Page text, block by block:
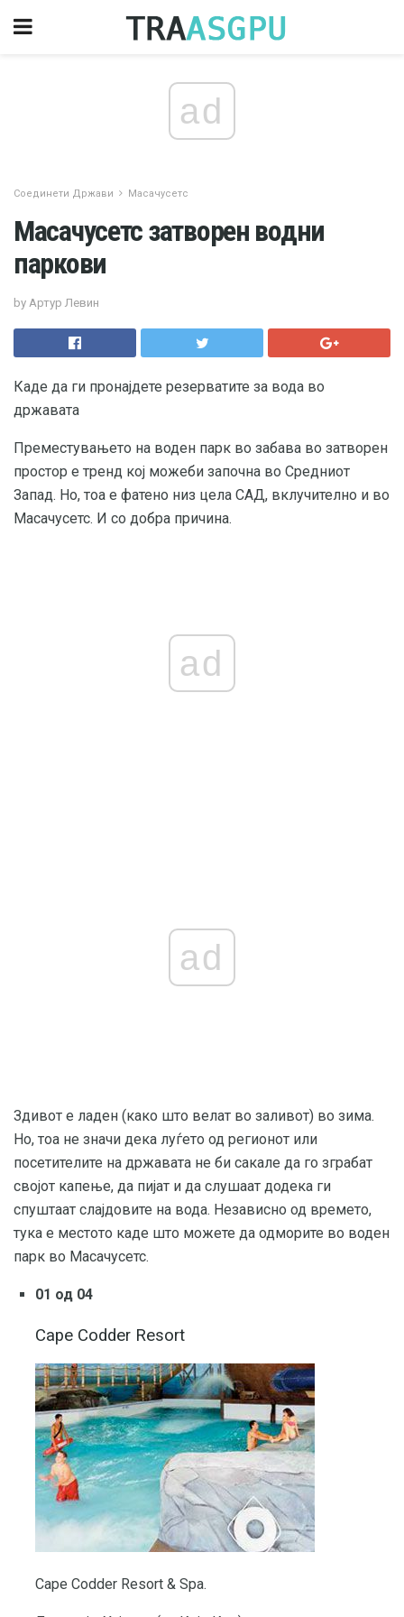
ad
Соединети Држави Масачусетс
Масачусетс затворен водни
паркови
by Артур Левин
Каде да ги пронајдете резерватите за вода во
државата
Преместувањето на воден парк во забава во затворен
простор е тренд кој можеби започна во Средниот
Запад. Но, тоа е фатено низ цела САД, вклучително и во
Масачусетс. И со добра причина.
ad
ad
Здивот е ладен (како што велат во заливот) во зима.
Но, тоа не значи дека луѓето од регионот или
посетителите на државата не би сакале да го зграбат
својот капење, да пијат и да слушаат додека ги
спуштаат слајдовите на вода. Независно од времето,
тука е местото каде што можете да одморите во воден
парк во Масачусетс.
01 од 04
Cape Codder Resort
Cape Codder Resort & Spa.